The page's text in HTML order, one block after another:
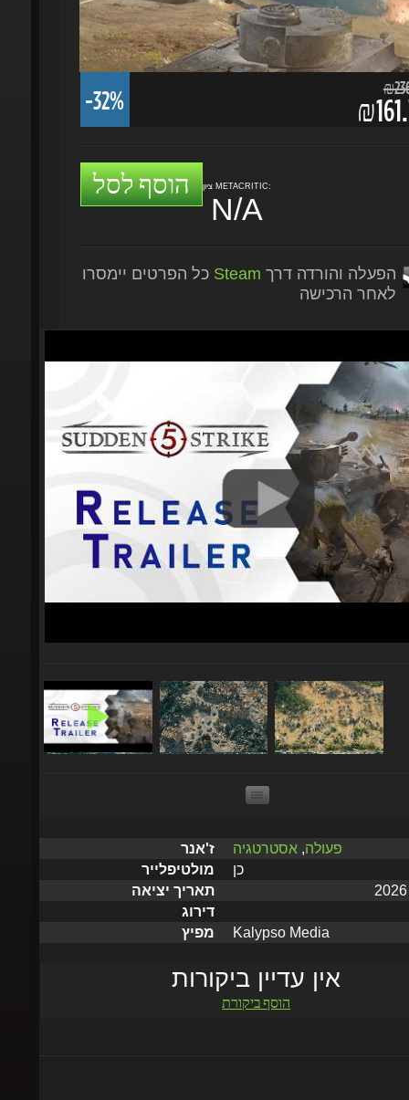
-32%
הוסף לסל
N/A
לאחר הרכישה
מולטיפלייר כן
תאריך יציאה
דירוג
מפיץ
אין עדיין ביקורות
הוסף ביקורת